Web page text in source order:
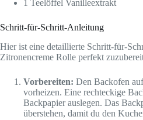
1 Teelöffel Vanilleextrakt
Schritt-für-Schritt-Anleitung
Hier ist eine detaillierte Schritt-für-
Zitronencreme Rolle perfekt
Vorbereiten: Den Backofen
vorheizen. Eine rechteckige
Backpapier auslegen. Das
überstehen, damit du den